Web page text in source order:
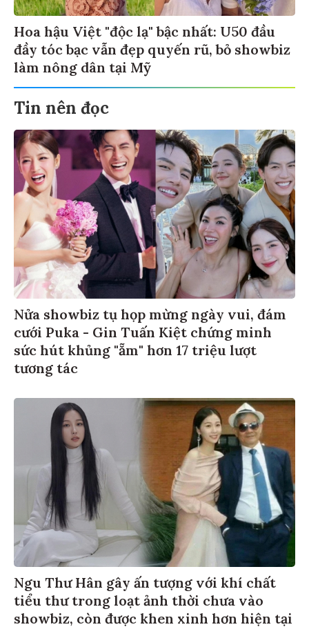
Hoa hậu Việt "độc lạ" bậc nhất: U50 đầu
đầy tóc bạc vẫn đẹp quyến rũ, bỏ showbiz
làm nông dân tại Mỹ
Tin nên đọc
Nửa showbiz tụ họp mừng ngày vui, đám
cưới Puka - Gin Tuấn Kiệt chứng minh
sức hút khủng "ẵm" hơn 17 triệu lượt
tương tác
Ngu Thư Hân gây ấn tượng với khí chất
tiểu thư trong loạt ảnh thời chưa vào
showbiz, còn được khen xinh hơn hiện tại